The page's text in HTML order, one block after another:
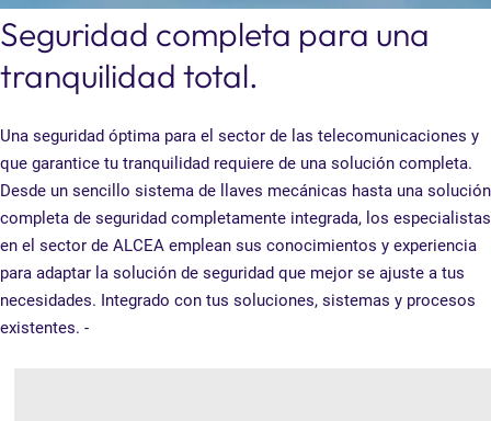
Seguridad completa para una
tranquilidad total.
Una seguridad óptima para el sector de las telecomunicaciones y
que garantice tu tranquilidad requiere de una solución completa.
Desde un sencillo sistema de llaves mecánicas hasta una solución
completa de seguridad completamente integrada, los especialistas
en el sector de ALCEA emplean sus conocimientos y experiencia
para adaptar la solución de seguridad que mejor se ajuste a tus
necesidades. Integrado con tus soluciones, sistemas y procesos
existentes. -